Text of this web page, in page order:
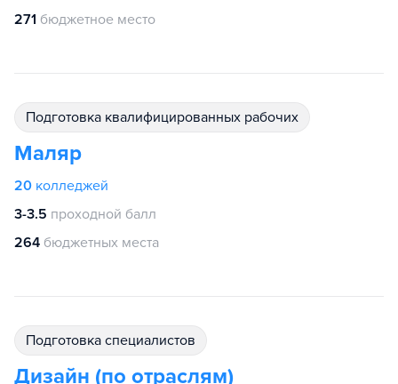
271 бюджетное место
подготовка квалифицированных рабочих
Маляр
20 колледжей
3-3.5 проходной балл
264 бюджетных места
подготовка специалистов
Дизайн (по отраслям)